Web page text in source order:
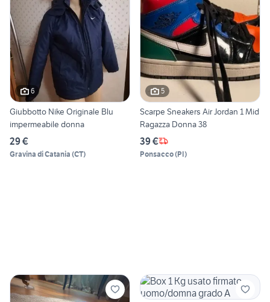
6
Giubbotto Nike Originale Blu
impermeabile donna
29 €
Gravina di Catania (CT)
5
Scarpe Sneakers Air Jordan 1 Mid
Ragazza Donna 38
39 €
Ponsacco(PI)